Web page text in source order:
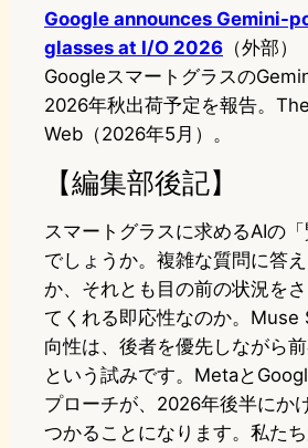
Google announces Gemini-
glasses at I/O 2026 （外部）
Googleスマートグラスの
2026年秋出荷予定を報告。
Web（2026年5月）。
【編集部後記】
スマートグラスに求めるAIの
でしょうか。複雑な質問に答
か、それとも目の前の状況を
てくれる即応性なのか。Muse
向性は、後者を優先しながら
という試みです。Metaと
プローチが、2026年後半にか
つかることになります。私た